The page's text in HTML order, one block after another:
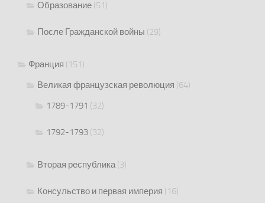
Образование (51)
После Гражданской войны (29)
Франция (151)
Великая французская революция (64)
1789-1791 (32)
1792-1793 (32)
Вторая республика(3)
Консульство и первая империя (16)